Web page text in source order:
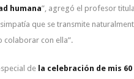
humana”, agregó el profesor
que se transmite
colaborar con ella”.
de la celebración de mis